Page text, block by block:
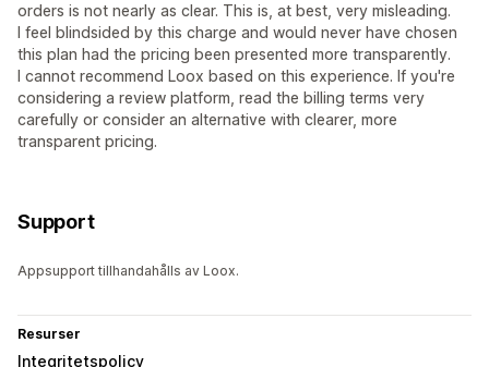
orders is not nearly as clear. This is, at best, very misleading.
I feel blindsided by this charge and would never have chosen
this plan had the pricing been presented more transparently.
I cannot recommend Loox based on this experience. If you're
considering a review platform, read the billing terms very
carefully or consider an alternative with clearer, more
transparent pricing.
Support
Appsupport tillhandahålls av Loox.
Resurser
Integritetspolicy